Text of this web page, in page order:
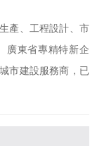
產、工程設計、市
廣東省專精特新企
市建設服務商，已